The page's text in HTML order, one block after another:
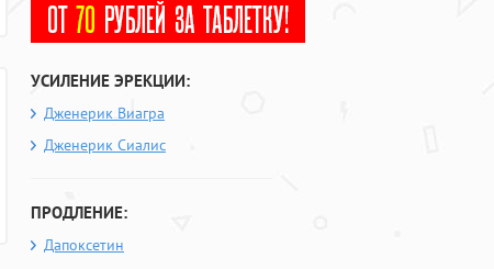
УСИЛЕНИЕ ЭРЕКЦИИ:
Дженерик Виагра
Дженерик Сиалис
ПРОДЛЕНИЕ:
Дапоксетин